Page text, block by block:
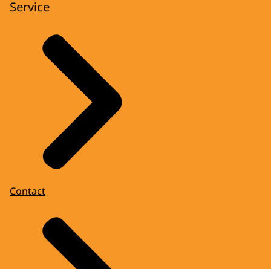
Service
Contact